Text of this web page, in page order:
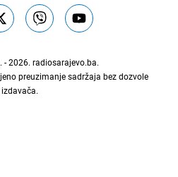
- 2026. radiosarajevo.ba.
preuzimanje sadržaja bez dozvole
izdavača.